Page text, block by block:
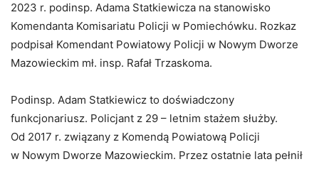
2023 r. podinsp. Adama Statkiewicza na stanowisko
Komendanta Komisariatu Policji w Pomiechówku. Rozkaz
podpisał Komendant Powiatowy Policji w Nowym Dworze
Mazowieckim mł. insp. Rafał Trzaskoma.
Podinsp. Adam Statkiewicz to doświadczony
funkcjonariusz. Policjant z 29 – letnim stażem służby.
Od 2017 r. związany z Komendą Powiatową Policji
w Nowym Dworze Mazowieckim. Przez ostatnie lata pełnił